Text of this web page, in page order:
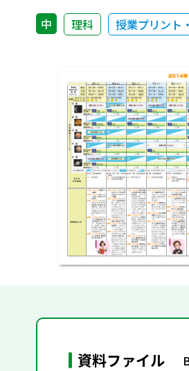
中 理科 授業プリント
資料ファイル